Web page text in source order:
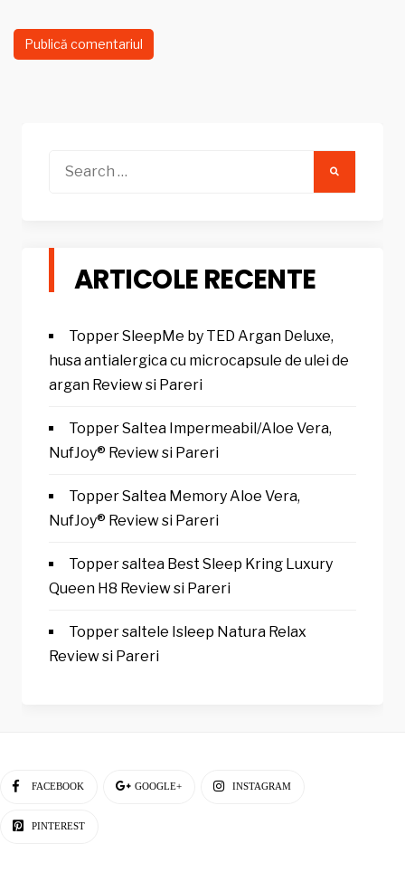
ARTICOLE RECENTE
Topper SleepMe by TED Argan Deluxe,
husa antialergica cu microcapsule de ulei de
argan Review si Pareri
Topper Saltea Impermeabil/Aloe Vera,
NufJoy® Review si Pareri
Topper Saltea Memory Aloe Vera,
NufJoy® Review si Pareri
Topper saltea Best Sleep Kring Luxury
Queen H8 Review si Pareri
Topper saltele Isleep Natura Relax
Review si Pareri
FACEBOOK GOOGLE+ INSTAGRAM
PINTEREST